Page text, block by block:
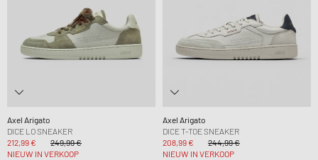
Axel Arigato
DICE LO SNEAKER
212,99 €
249,99 €
NIEUW IN VERKOOP
Axel Arigato
DICE T-TOE SNEAKER
208,99 €
244,99 €
NIEUW IN VERKOOP